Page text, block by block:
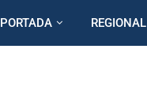
PORTADA REGIONAL